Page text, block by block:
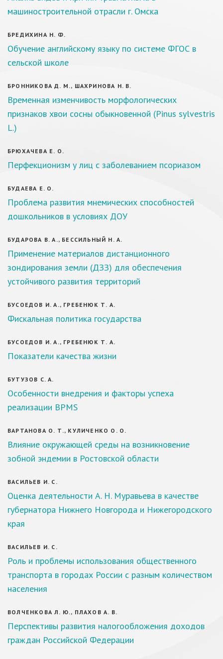
машиностроительной отрасли г. Омска
БРЕДИХИНА Н. Ф.
Обучение английскому языку по системе ФГОС в
сельской школе
БРОННИКОВА Д. М., ШАХРИНОВА Н. В.
Временная изменчивость морфологических
признаков хвои сосны обыкновенной (Pinus sylvestris
L.)
БРЮХАЧЕВА Е. О.
Перфекционизм у лиц с заболеванием псориазом
БУДАЕВА Е. О.
Проблема развития мнемических способностей
дошкольников в условиях ДОУ
БУДАРОВА В. А., БЕССИЛЬНЫЙ Н. А.
Применение материалов дистанционного
зондирования земли (ДЗЗ) для обеспечения
устойчивого развития территорий
БУСОЕДОВ И. А., ГРЕБЕНЮК Т. А.
Фискальная политика государства
БУСОЕДОВ И. А., ГРЕБЕНЮК Т. А.
Показатели качества жизни
БУТУЗОВ С. А.
Особенности внедрения и факторы успеха
реализации BPMS
ВАРТАНОВА О. Т., КУЛИЧЕНКО О. О.
Влияние окружающей среды на возникновение
зобной эндемии в Ростовской области
ВАСИЛЬЕВ И. С.
Оценка деятельности А. Н. Муравьева в качестве
губернатора Нижнего Новгорода и Нижегородского
края
ВАСИЛЬЕВ И. С.
Роль и проблемы использования общественного
транспорта в городах России с разным количеством
населения
ВОЛЧЕНКОВА Л. Ю., ПЛАХОВ А. В.
Перспективы развития налогообложения доходов
граждан Российской Федерации